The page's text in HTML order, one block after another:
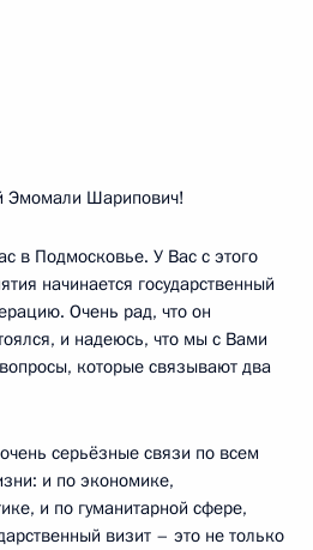
Шарипович!
в Подмосковье. У Вас с этого
начинается государственный
Очень рад, что он
и надеюсь, что мы с Вами
которые связывают два
серьёзные связи по всем
и по экономике,
и по гуманитарной сфере,
визит – это не только